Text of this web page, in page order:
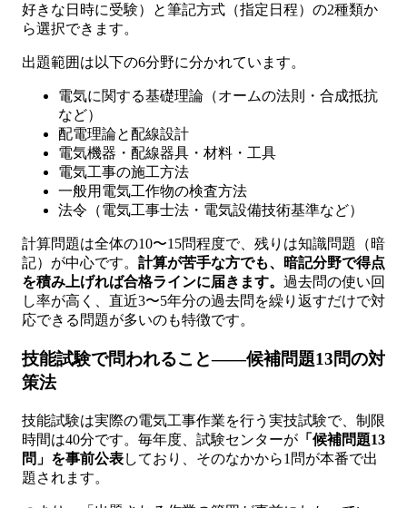
好きな日時に受験）と筆記方式（指定日程）の2種類か
ら選択できます。
出題範囲は以下の6分野に分かれています。
電気に関する基礎理論（オームの法則・合成抵抗
など）
配電理論と配線設計
電気機器・配線器具・材料・工具
電気工事の施工方法
一般用電気工作物の検査方法
法令（電気工事士法・電気設備技術基準など）
計算問題は全体の10〜15問程度で、残りは知識問題（暗
記）が中心です。 計算が苦手な方でも、暗記分野で得点
を積み上げれば合格ラインに届きます。 過去問の使い回
し率が高く、直近3〜5年分の過去問を繰り返すだけで対
応できる問題が多いのも特徴です。
技能試験で問われること——候補問題13問の対
策法
技能試験は実際の電気工事作業を行う実技試験で、制限
時間は40分です。毎年度、試験センターが 「候補問題13
問」を事前公表しており、そのなかから1問が本番で出
題されます。